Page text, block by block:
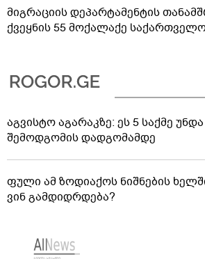
მიგრაციის დეპარტამენტის
ქვეყნის 55 მოქალაქე
აგვისტო აგარაკზე: ეს 5 საქმე
შემოდგომის დადგომამდე
ფული ამ ზოდიაქოს ნიშნების
ვინ გამდიდრდება?